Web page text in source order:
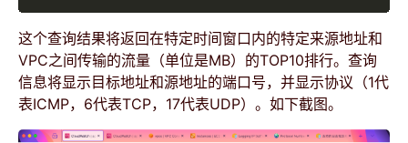
这个查询结果将返回在特定时间窗口内的特定来源地址和
VPC之间传输的流量（单位是MB）的TOP10排行。查询
信息将显示目标地址和源地址的端口号，并显示协议（1代
表ICMP，6代表TCP，17代表UDP）。如下截图。